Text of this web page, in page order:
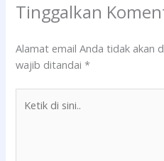
Tinggalkan
Alamat email Anda tidak akan
wajib ditandai*